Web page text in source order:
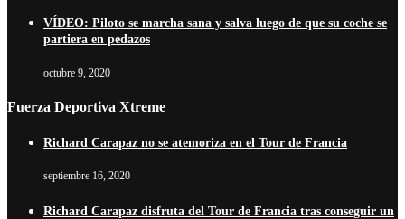
VÍDEO: Piloto se marcha sana y salva luego de que su coche se
partiera en pedazos
octubre 9, 2020
Fuerza Deportiva Xtreme
Richard Carapaz no se atemoriza en el Tour de Francia
septiembre 16, 2020
Richard Carapaz disfruta del Tour de Francia tras conseguir un